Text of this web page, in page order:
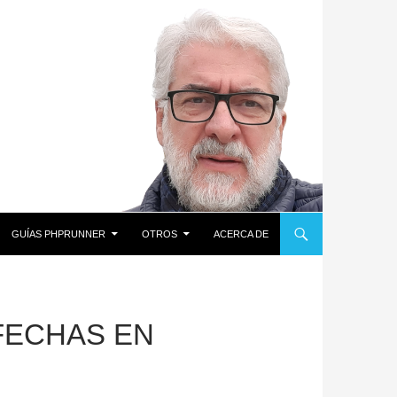
GUÍAS PHPRUNNER OTROS ACERCA DE
EN